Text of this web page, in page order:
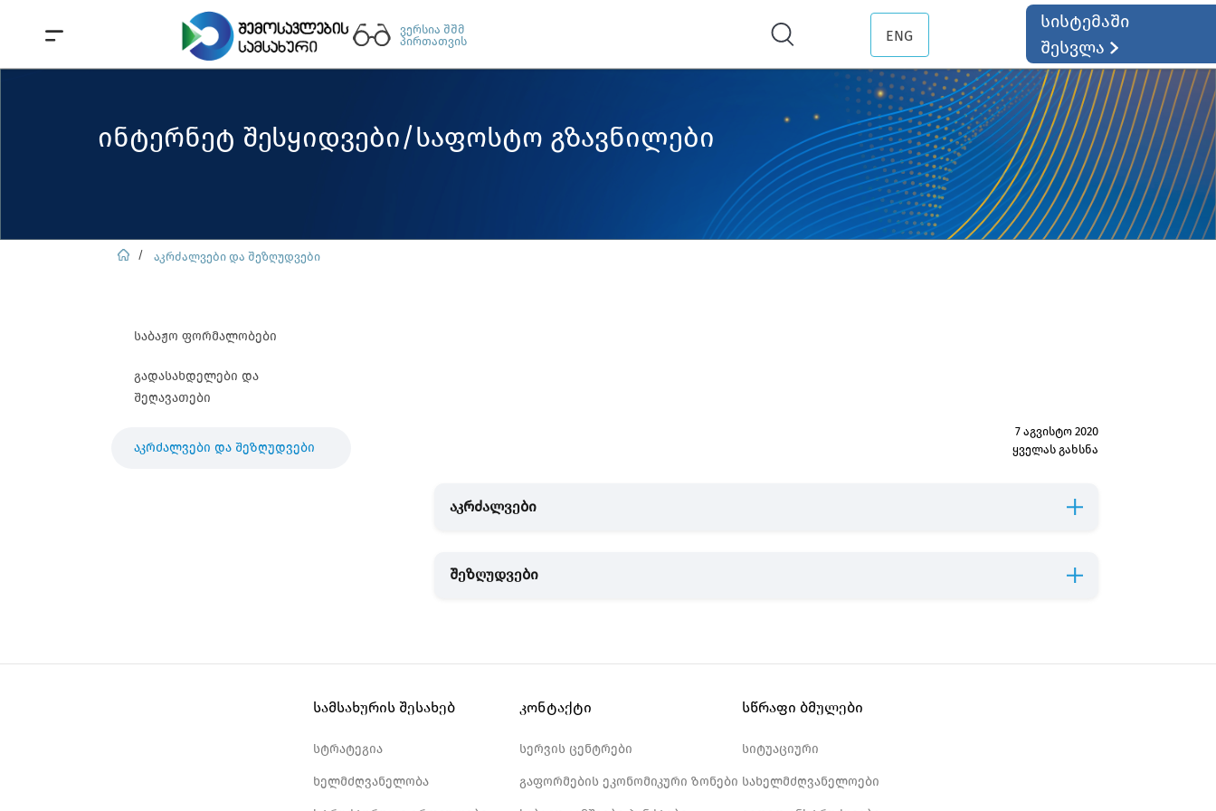
ვერსია შშმ
პირთათვის
ENG
სისტემაში
შესვლა
ინტერნეტ შესყიდვები/საფოსტო გზავნილები
აკრძალვები და შეზღუდვები
საბაჟო ფორმალობები
გადასახდელები და
შეღავათები
აკრძალვები და შეზღუდვები
7 აგვისტო 2020
ყველას გახსნა
აკრძალვები
შეზღუდვები
სამსახურის შესახებ
სტრატეგია
ხელმძღვანელობა
კონტაქტი
სერვის ცენტრები
გაფორმების ეკონომიკური ზონები
სწრაფი ბმულები
სიტუაციური
სახელმძღვანელოები